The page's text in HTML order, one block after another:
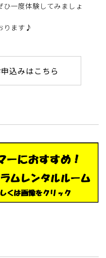
ひ一度体験してみましょ
ります♪
込みはこちら